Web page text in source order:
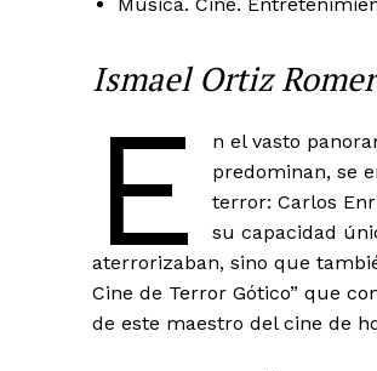
Ismael Ortiz
E
n el vasto
predominan, se
terror: Carlos
su capacidad
aterrorizaban, sino que
Cine de Terror Gótico” que
de este maestro del cine de